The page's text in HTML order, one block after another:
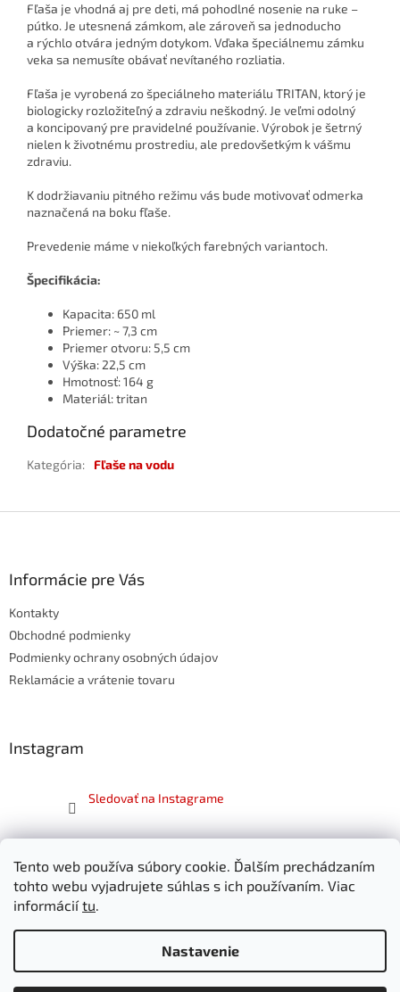
Tento web používa súbory cookie. Ďalším prechádzaním
tohto webu vyjadrujete súhlas s ich používaním. Viac
informáciítu.
Nastavenie
Fľaša je vhodná aj pre deti, má pohodlné nosenie na ruke –
pútko. Je utesnená zámkom, ale zároveň sa jednoducho
a rýchlo otvára jedným dotykom. Vďaka špeciálnemu zámku
veka sa nemusíte obávať nevítaného rozliatia.
Fľaša je vyrobená zo špeciálneho materiálu TRITAN, ktorý je
biologicky rozložiteľný a zdraviu neškodný. Je veľmi odolný
a koncipovaný pre pravidelné používanie. Výrobok je šetrný
nielen k životnému prostrediu, ale predovšetkým k vášmu
zdraviu.
K dodržiavaniu pitného režimu vás bude motivovať odmerka
naznačená na boku fľaše.
Prevedenie máme v niekoľkých farebných variantoch.
Špecifikácia:
Kapacita: 650 ml
Priemer: ~ 7,3 cm
Priemer otvoru: 5,5 cm
Výška: 22,5 cm
Hmotnosť: 164 g
Materiál: tritan
Dodatočné parametre
Kategória: Fľaše na vodu
Informácie pre Vás
Kontakty
Obchodné podmienky
Podmienky ochrany osobných údajov
Reklamácie a vrátenie tovaru
Instagram
Sledovať na Instagrame
SKITT.sk
Vytvoril Shoptet